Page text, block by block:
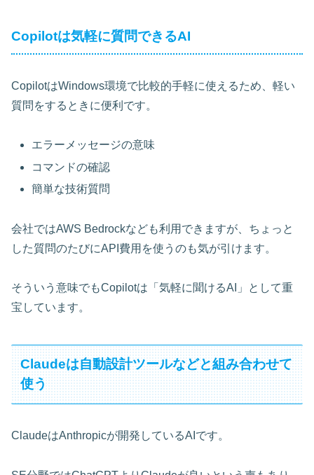
Copilotは気軽に質問できるAI
CopilotはWindows環境で比較的手軽に使えるため、軽い
質問をするときに便利です。
エラーメッセージの意味
コマンドの確認
簡単な技術質問
会社ではAWS Bedrockなども利用できますが、ちょっと
した質問のたびにAPI費用を使うのも気が引けます。
そういう意味でもCopilotは「気軽に聞けるAI」として重
宝しています。
Claudeは自動設計ツールなどと組み合わせて
使う
ClaudeはAnthropicが開発しているAIです。